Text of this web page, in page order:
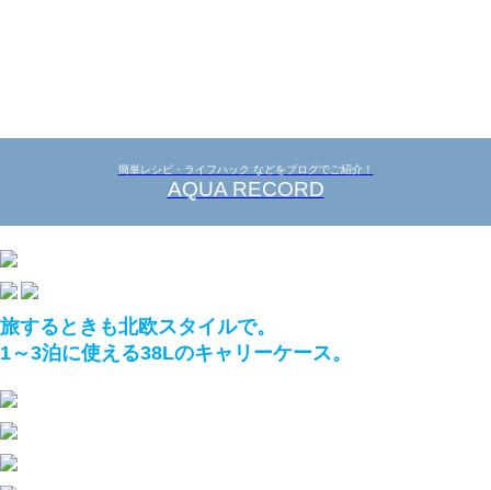
簡単レシピ・ライフハック などをブログでご紹介！
AQUA RECORD
旅するときも北欧スタイルで。
1～3泊に使える38Lのキャリーケース。